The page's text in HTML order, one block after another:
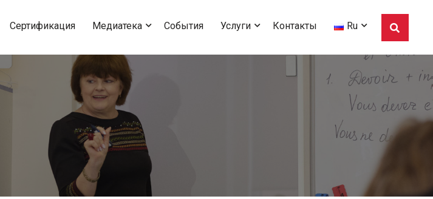
Сертификация Медиатека События Услуги Контакты Ru